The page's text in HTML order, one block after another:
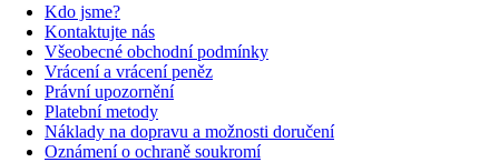
Kdo jsme?
Kontaktujte nás
Všeobecné obchodní podmínky
Vrácení a vrácení peněz
Právní upozornění
Platební metody
Náklady na dopravu a možnosti doručení
Oznámení o ochraně soukromí